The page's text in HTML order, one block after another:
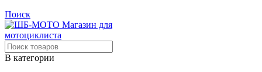
Поиск
В категории